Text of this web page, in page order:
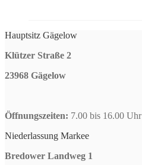
Hauptsitz Gägelow
Klützer Straße 2
23968 Gägelow
Öffnungszeiten: 7.00 bis 16.00 Uhr
Niederlassung Markee
Bredower Landweg 1